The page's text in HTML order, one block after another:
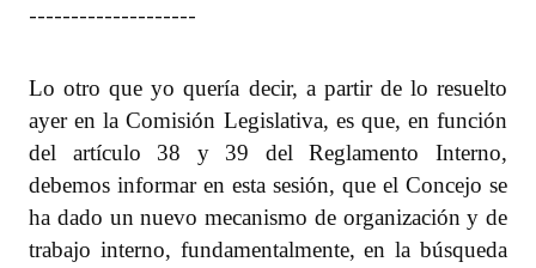
--------------------
Lo otro que yo quería decir, a partir de lo resuelto
ayer en la Comisión Legislativa, es que, en función
del artículo 38 y 39 del Reglamento Interno,
debemos informar en esta sesión, que el Concejo se
ha dado un nuevo mecanismo de organización y de
trabajo interno, fundamentalmente, en la búsqueda